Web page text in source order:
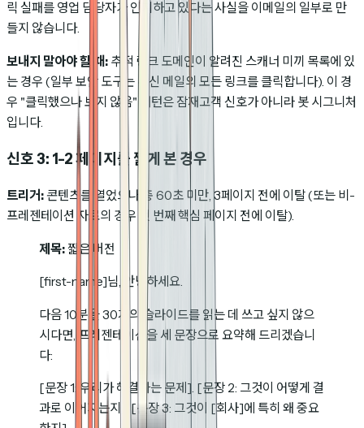
릭 실패를 영업 담당자가 인지하고 있다는 사실을 이메일의 일부로 만
들지 않습니다.
보내지 말아야 할 때: 추적 링크 도메인이 알려진 스캐너 미끼 목록에 있
는 경우 (일부 보안 도구는 수신 메일의 모든 링크를 클릭합니다). 이 경
우 "클릭했으나 보지 않음" 패턴은 잠재고객 신호가 아니라 봇 시그니처
입니다.
신호 3: 1-2 페이지를 짧게 본 경우
트리거: 콘텐츠를 열었으나 총 60초 미만, 3페이지 전에 이탈 (또는 비-
프레젠테이션 자료의 경우 첫 번째 핵심 페이지 전에 이탈).
제목:짧은 버전
[first-name]님, 안녕하세요.
다음 10분을 30개의 슬라이드를 읽는 데 쓰고 싶지 않으
시다면, 프레젠테이션을 세 문장으로 요약해 드리겠습니
다:
[문장 1: 우리가 해결하는 문제]. [문장 2: 그것이 어떻게 결
과로 이어지는지]. [문장 3: 그것이 [회사]에 특히 왜 중요